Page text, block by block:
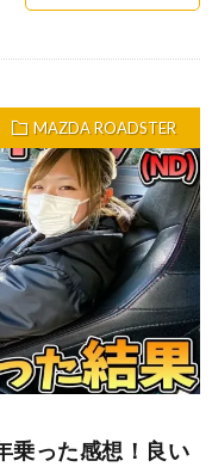
MAZDA ROADSTER
乗った感想！良い